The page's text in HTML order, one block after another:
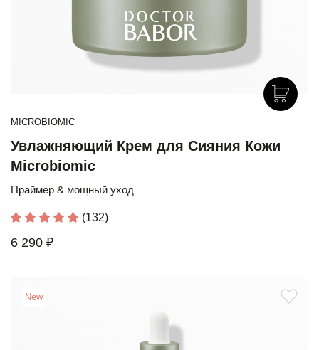
MICROBIOMIC
Увлажняющий Крем для Сияния Кожи
Microbiomic
Праймер & мощный уход
(132)
6 290 ₽
New